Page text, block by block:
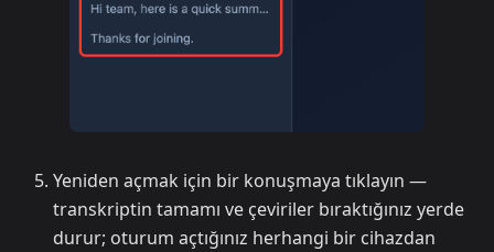
Yeniden açmak için bir konuşmaya tıklayın —
transkriptin tamamı ve çeviriler bıraktığınız yerde
durur; oturum açtığınız herhangi bir cihazdan